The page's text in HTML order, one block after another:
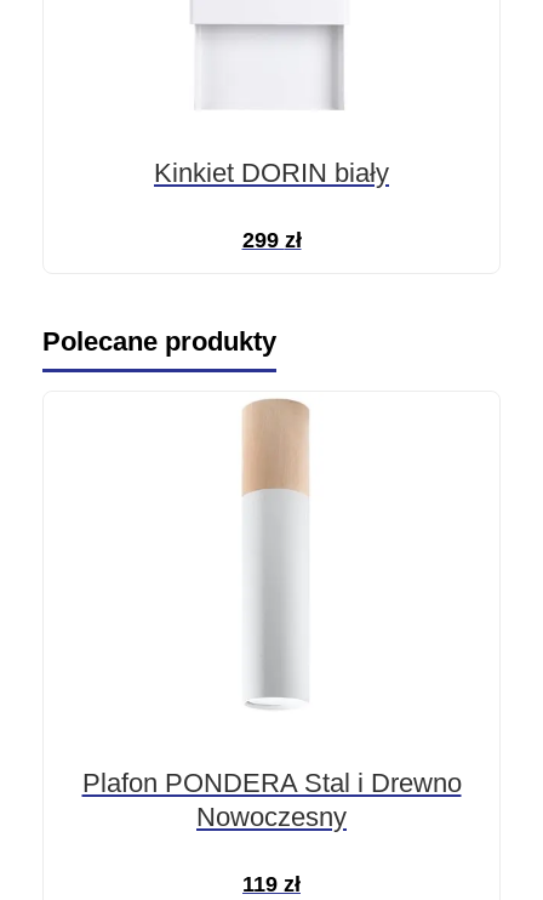
Kinkiet DORIN biały
299 zł
Polecane produkty
Plafon PONDERA Stal i Drewno
Nowoczesny
119 zł